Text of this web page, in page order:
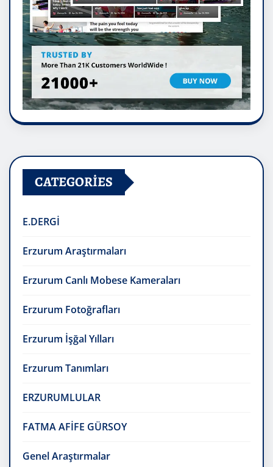
CATEGORIES
E.DERGİ
Erzurum Araştırmaları
Erzurum Canlı Mobese Kameraları
Erzurum Fotoğrafları
Erzurum İşğal Yılları
Erzurum Tanımları
ERZURUMLULAR
FATMA AFİFE GÜRSOY
Genel Araştırmalar